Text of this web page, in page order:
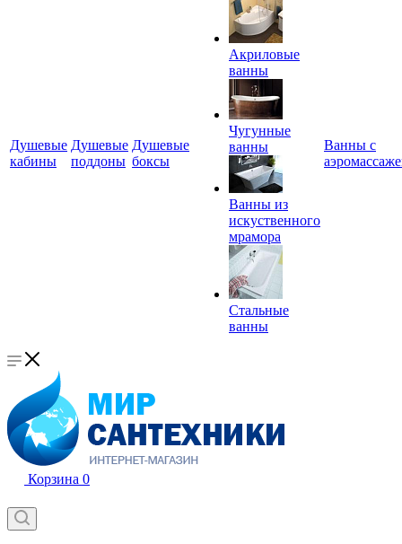
Душевые
кабины
Душевые
поддоны
Душевые
боксы
Акриловые
ванны
Чугунные
ванны
Ванны из
искуственного
мрамора
Стальные
ванны
Ванны с
Корзина 0